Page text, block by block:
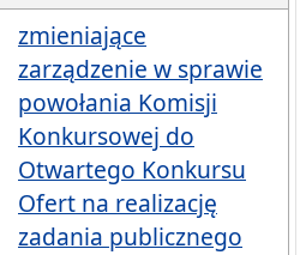
zmieniające
zarządzenie w sprawie
powołania Komisji
Konkursowej do
Otwartego Konkursu
Ofert na realizację
zadania publicznego